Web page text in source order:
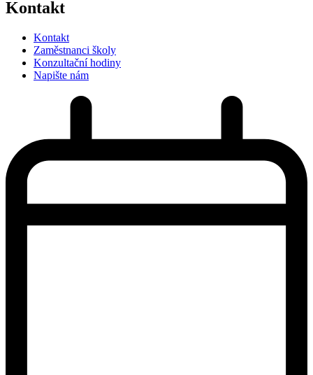
Kontakt
Kontakt
Zaměstnanci školy
Konzultační hodiny
Napište nám